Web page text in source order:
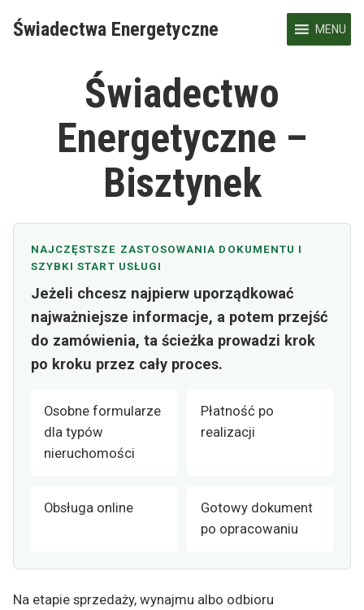
Świadectwa Energetyczne MENU
Świadectwo
Energetyczne –
Bisztynek
NAJCZĘSTSZE ZASTOSOWANIA DOKUMENTU I
SZYBKI START USŁUGI
Jeżeli chcesz najpierw uporządkować
najważniejsze informacje, a potem przejść
do zamówienia, ta ścieżka prowadzi krok
po kroku przez cały proces.
Osobne formularze
dla typów
nieruchomości
Płatność po
realizacji
Obsługa online
Gotowy dokument
po opracowaniu
Na etapie sprzedaży, wynajmu albo odbioru